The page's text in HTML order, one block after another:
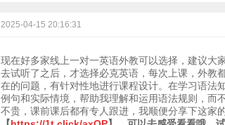
2025-04-15 20:16:31
现在好多家线上一对一英语外教可以选择，建议大
去试听了之后，才选择必克英语，每次上课，外教
在的问题，有针对性地进行课程设计。在学习语法
例句和实际情境，帮助我理解和运用语法规则，而
不贵，课前课后都有专人跟进，我顺便分享下这家